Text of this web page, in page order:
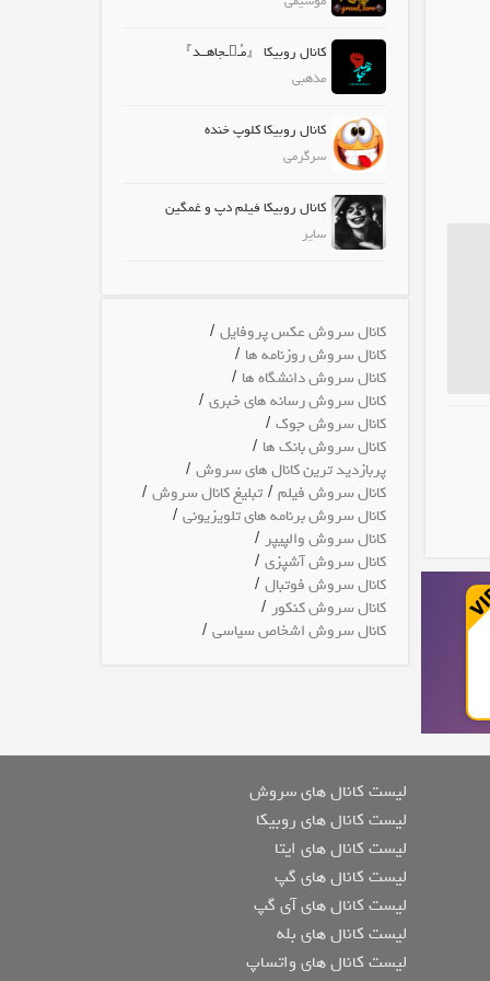
کانال روبیکا 『مُــجاهــد』
مذهبی
کانال روبیکا کلوپ خنده
سرگرمی
کانال روبیکا فیلم دپ و غمگین
سایر
کانال سروش عکس پروفایل/
کانال سروش روزنامه ها /
کانال سروش دانشگاه ها /
کانال سروش رسانه های خبری/
کانال سروش جوک/
کانال سروش بانک ها /
پربازدید ترین کانال های سروش/
کانال سروش فیلم/ تبلیغ کانال سروش/
کانال سروش برنامه های تلویزیونی/
کانال سروش والپیپر/
کانال سروش آشپزی/
کانال سروش فوتبال/
کانال سروش کنکور/
کانال سروش اشخاص سیاسی/
لیست کانال های سروش
لیست کانال های روبیکا
لیست کانال های ایتا
لیست کانال های گپ
لیست کانال های آی گپ
لیست کانال های بله
لیست کانال های واتساپ